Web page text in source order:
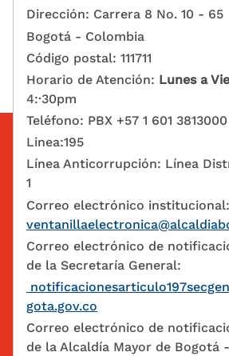
Dirección: Carrera 8 No. 10 - 65
Bogotá - Colombia
Código postal: 111711
Horario de Atención: Lunes a
4:·30pm
Teléfono: PBX +57 1 601 3813000
Linea:195
Línea Anticorrupción: Línea
1
Correo electrónico institucional:
Correo electrónico de
de la Secretaría General:
gota.gov.co
Correo electrónico de
de la Alcaldía Mayor de Bogotá